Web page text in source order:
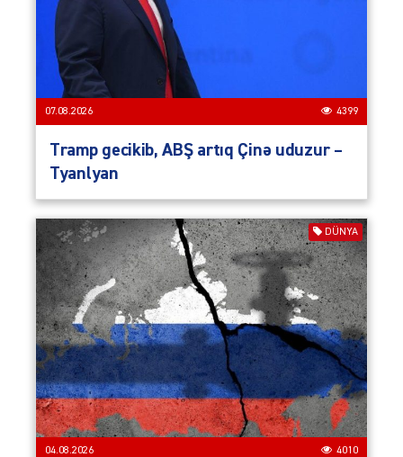
07.08.2026 4399
Tramp gecikib, ABŞ artıq Çinə uduzur –
Tyanlyan
DÜNYA
04.08.2026 4010